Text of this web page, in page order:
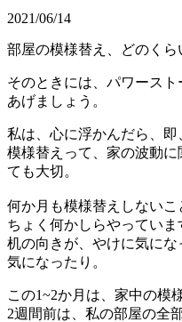
2021/06/14
部屋の模様替え、どのく
そのときには、パワース
あげましょう。
私は、心に浮かんだら、即
模様替えって、家の波動
ても大切。
何か月も模様替えしないこ
ちょく何かしらやっていま
机の向きが、やけに気に
気になったり。
この1~2か月は、家中の模
2週間前は、私の部屋の全